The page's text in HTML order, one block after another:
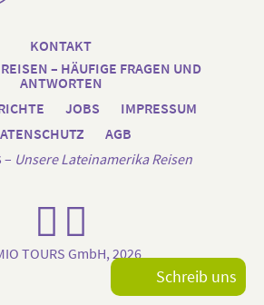
KONTAKT
– HÄUFIGE FRAGEN UND
ANTWORTEN
JOBS
IMPRESSUM
AGB
– Unsere Lateinamerika Reisen
FACEBOOK
TOURS GmbH, 2026
Schreib uns